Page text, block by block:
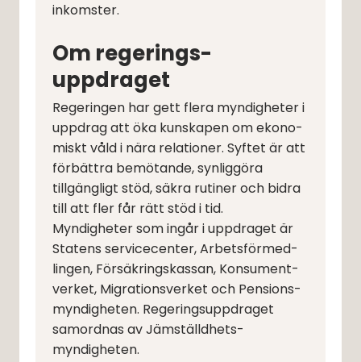
inkomster.
Om regerings­
uppdraget
Regeringen har gett flera myndigheter i
uppdrag att öka kunskapen om ekono­
miskt våld i nära relationer. Syftet är att
förbättra bemötande, synliggöra
tillgängligt stöd, säkra rutiner och bidra
till att fler får rätt stöd i tid.
Myndigheter som ingår i uppdraget är
Statens servicecenter, Arbets­förmed­
lingen, Försäkrings­kassan, Konsument­
verket, Migrations­verket och Pensions­
myndig­heten. Regeringsuppdraget
samordnas av Jämställd­hets­
myndigheten.